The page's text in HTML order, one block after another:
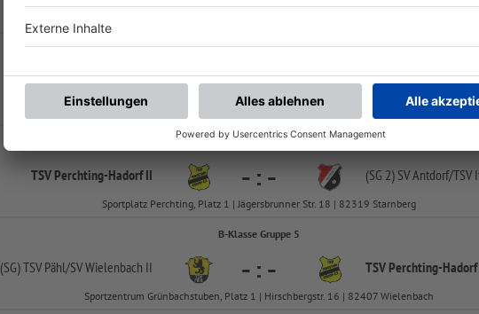
FS/H/K-FS/Z/1
SVL 1965 Weilheim -:- TSV Perchting-
Sportanlage Zotzenmühlweg, Platz 1 | Zotzenmühlweg | 82362 Weilheim i. OB
B-Klasse Gruppe 5
TSV Perchting-Hadorf II - : - (SG 2) SV Antdorf/TSV
Sportplatz Perchting, Platz 1 | Jägersbrunner Str. 18 | 82319 Starnberg
B-Klasse Gruppe 5
(SG) TSV Pähl/SV Wielenbach II - : - TSV Perchting-
Sportzentrum Grünbachstuben, Platz 1 | Hirschbergstr. 16 | 82407 Wielenbach